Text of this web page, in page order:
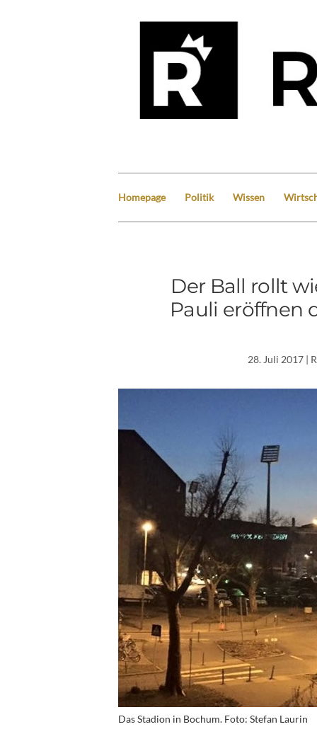
Homepage Politik Wissen
Der Ball rollt
Pauli eröffnen
28. Juli 2017 |
Das Stadion in Bochum. Foto: Stefan Laurin